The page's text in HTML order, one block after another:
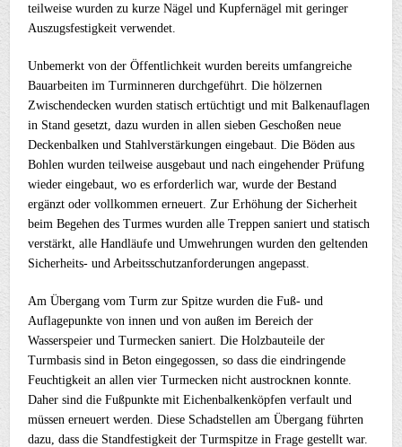
teilweise wurden zu kurze Nägel und Kupfernägel mit geringer
Auszugsfestigkeit verwendet.
Unbemerkt von der Öffentlichkeit wurden bereits umfangreiche
Bauarbeiten im Turminneren durchgeführt. Die hölzernen
Zwischendecken wurden statisch ertüchtigt und mit Balkenauflagen
in Stand gesetzt, dazu wurden in allen sieben Geschoßen neue
Deckenbalken und Stahlverstärkungen eingebaut. Die Böden aus
Bohlen wurden teilweise ausgebaut und nach eingehender Prüfung
wieder eingebaut, wo es erforderlich war, wurde der Bestand
ergänzt oder vollkommen erneuert. Zur Erhöhung der Sicherheit
beim Begehen des Turmes wurden alle Treppen saniert und statisch
verstärkt, alle Handläufe und Umwehrungen wurden den geltenden
Sicherheits- und Arbeitsschutzanforderungen angepasst.
Am Übergang vom Turm zur Spitze wurden die Fuß- und
Auflagepunkte von innen und von außen im Bereich der
Wasserspeier und Turmecken saniert. Die Holzbauteile der
Turmbasis sind in Beton eingegossen, so dass die eindringende
Feuchtigkeit an allen vier Turmecken nicht austrocknen konnte.
Daher sind die Fußpunkte mit Eichenbalkenköpfen verfault und
müssen erneuert werden. Diese Schadstellen am Übergang führten
dazu, dass die Standfestigkeit der Turmspitze in Frage gestellt war.